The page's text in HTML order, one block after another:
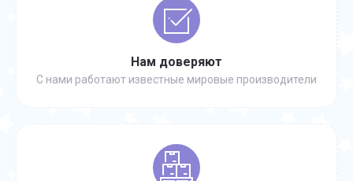
Нам доверяют
С нами работают известные мировые производители